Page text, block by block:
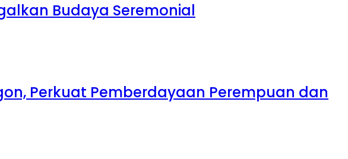
Budaya Seremonial
Perkuat Pemberdayaan Perempuan dan